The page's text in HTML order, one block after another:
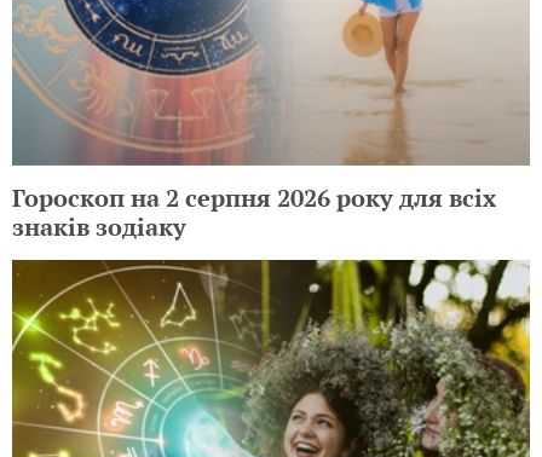
Гороскоп на 2 серпня 2026 року для всіх
знаків зодіаку